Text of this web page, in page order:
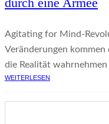
Agitating for Mind-
Veränderungen
die Realität wahrnehmen
WEITERLESEN